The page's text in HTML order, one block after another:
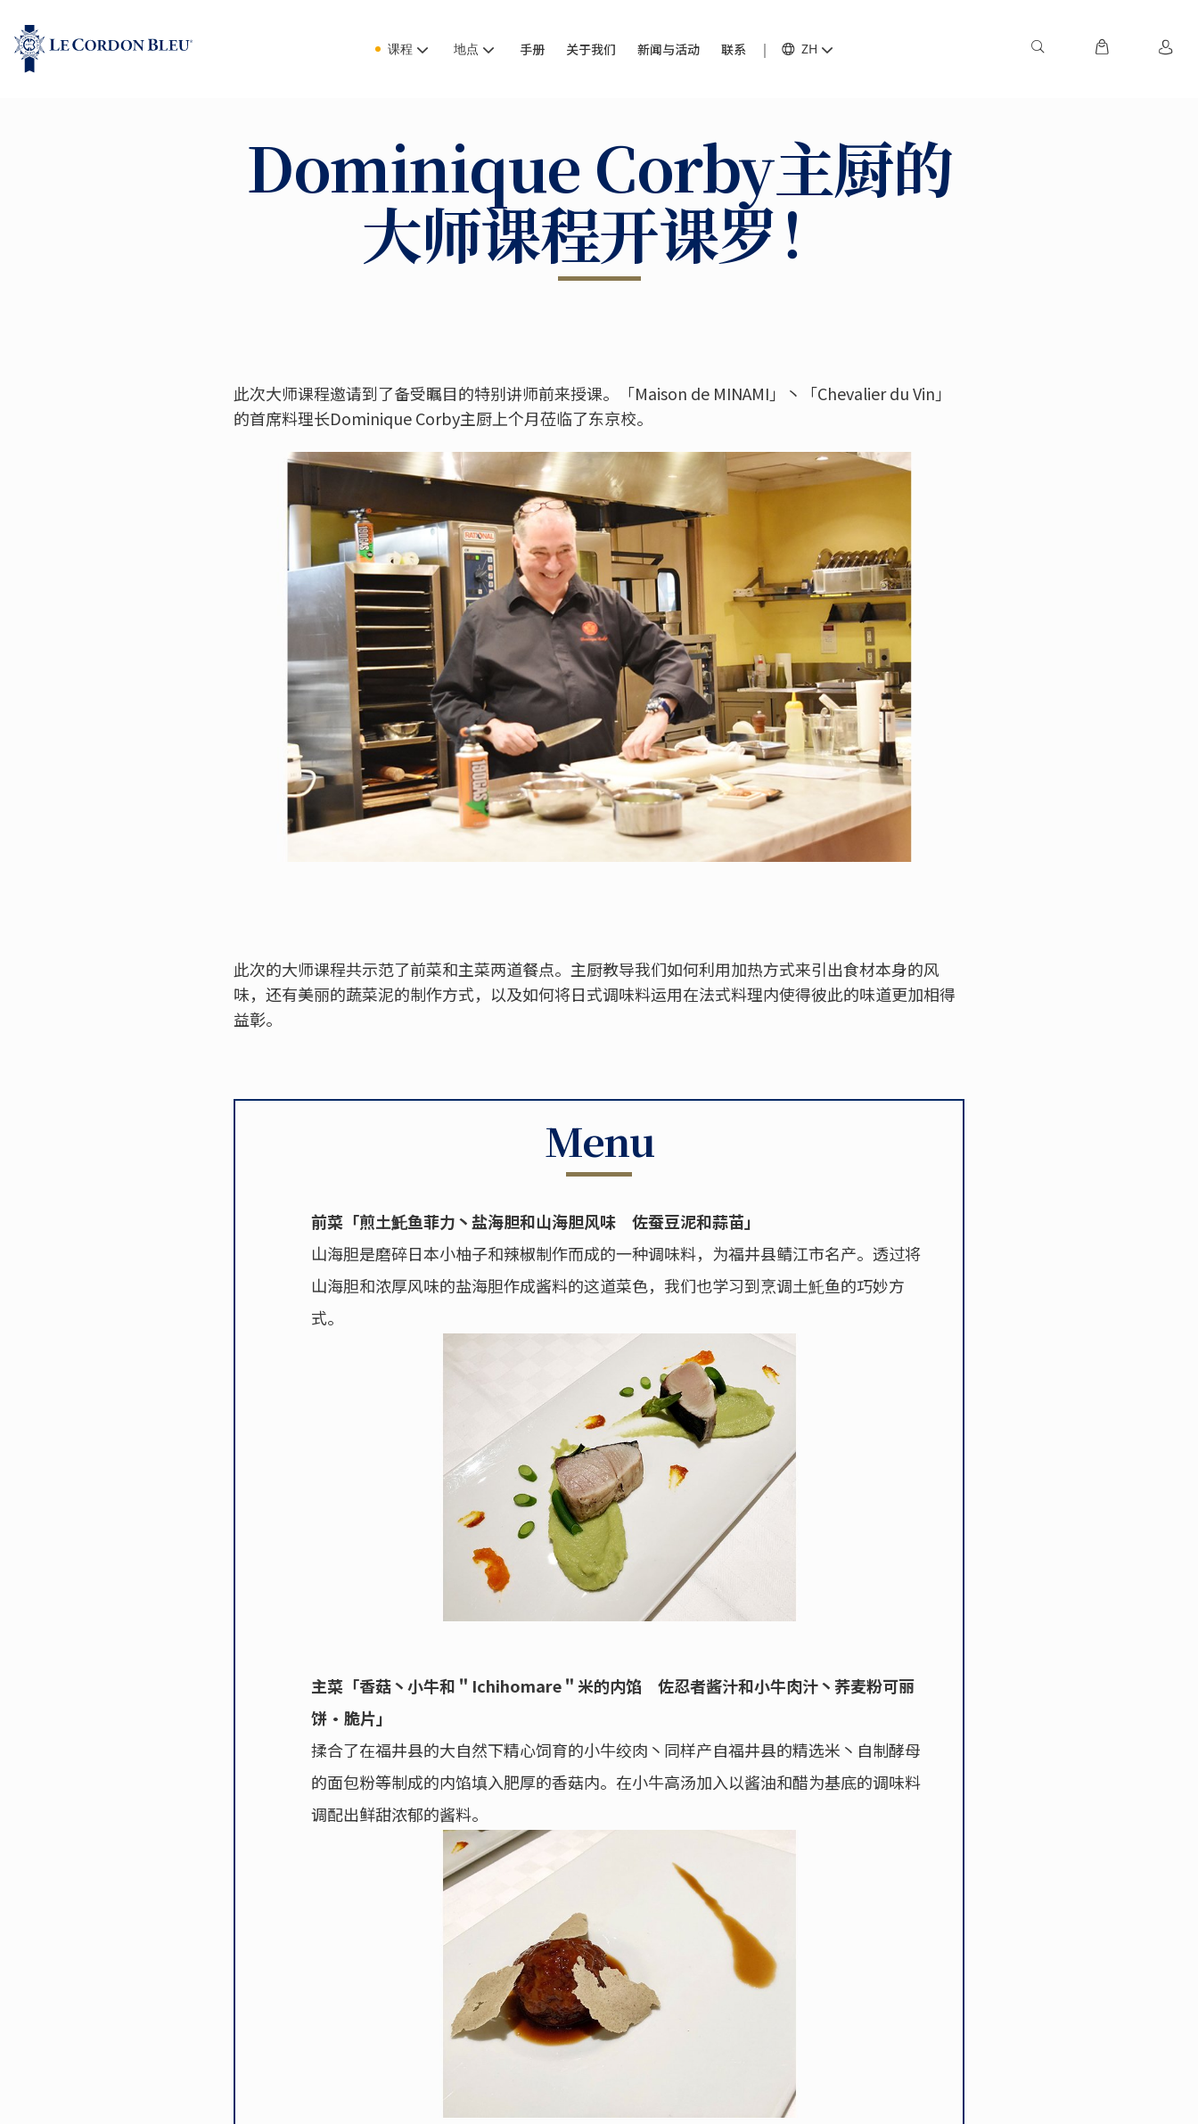
课程 地点 手册 关于我们 新闻与活动 联系 ZH
Dominique Corby主厨的
大师课程开课罗！
此次大师课程邀请到了备受瞩目的特别讲师前来授课。「Maison de MINAMI」丶「Chevalier du Vin」
的首席料理长Dominique Corby主厨上个月莅临了东京校。
此次的大师课程共示范了前菜和主菜两道餐点。主厨教导我们如何利用加热方式来引出食材本身的风
味，还有美丽的蔬菜泥的制作方式，以及如何将日式调味料运用在法式料理内使得彼此的味道更加相得
益彰。
Menu
前菜「煎土魠鱼菲力丶盐海胆和山海胆风味 佐蚕豆泥和蒜苗」
山海胆是磨碎日本小柚子和辣椒制作而成的一种调味料，为福井县鲭江市名产。透过将
山海胆和浓厚风味的盐海胆作成酱料的这道菜色，我们也学习到烹调土魠鱼的巧妙方
式。
主菜「香菇丶小牛和＂Ichihomare＂米的内馅 佐忍者酱汁和小牛肉汁丶荞麦粉可丽
饼·脆片」
揉合了在福井县的大自然下精心饲育的小牛绞肉丶同样产自福井县的精选米丶自制酵母
的面包粉等制成的内馅填入肥厚的香菇内。在小牛高汤加入以酱油和醋为基底的调味料
调配出鲜甜浓郁的酱料。